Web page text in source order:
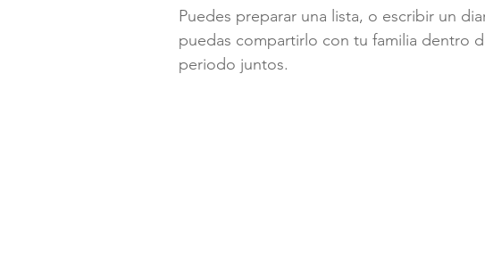
Puedes preparar una lista, o escribir un
puedas compartirlo con tu familia dentro
periodo juntos.